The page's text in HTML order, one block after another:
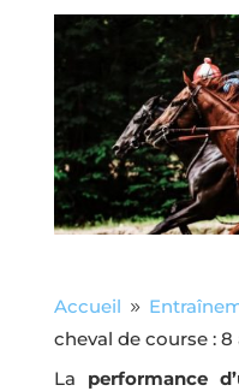
Accueil 9
cheval de course : 8
La performance